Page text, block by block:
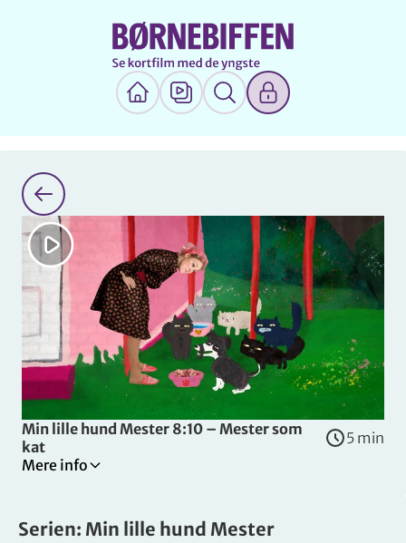
Min lille hund Mester 8:10 – Mester som
kat
5 min
Mere info
Thomas og Bibi snakker om at flytte til et andet land
Serien: Min lille hund Mester